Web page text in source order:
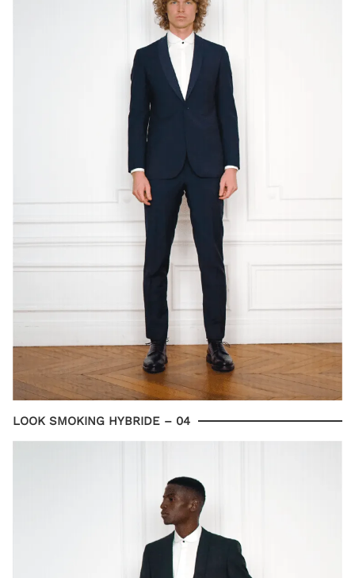
LOOK SMOKING HYBRIDE – 04